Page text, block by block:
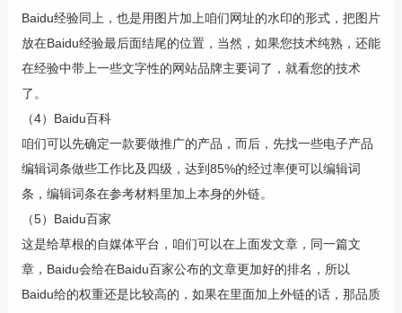
Baidu经验同上，也是用图片加上咱们网址的水印的形式，把图片
放在Baidu经验最后面结尾的位置，当然，如果您技术纯熟，还能
在经验中带上一些文字性的网站品牌主要词了，就看您的技术
了。
（4）Baidu百科
咱们可以先确定一款要做推广的产品，而后，先找一些电子产品
编辑词条做些工作比及四级，达到85%的经过率便可以编辑词
条，编辑词条在参考材料里加上本身的外链。
（5）Baidu百家
这是给草根的自媒体平台，咱们可以在上面发文章，同一篇文
章，Baidu会给在Baidu百家公布的文章更加好的排名，所以
Baidu给的权重还是比较高的，如果在里面加上外链的话，那品质